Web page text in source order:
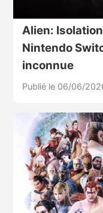
Alien:
Nintendo
inconnue
Publié le 06/06/